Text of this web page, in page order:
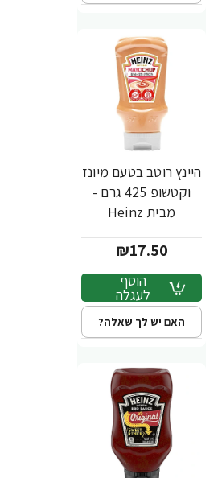
היינץ רוטב בטעם מיונז
וקטשופ 425 גרם -
מבית Heinz
₪17.50
הוסף
לעגלה
האם יש לך שאלה?